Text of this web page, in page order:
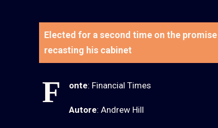
Elected for a second time on the
recasting his cabinet
F onte: Financial Times
Autore: Andrew Hill